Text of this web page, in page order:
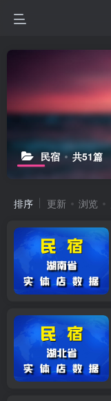
民宿 共51篇
排序 更新 浏览